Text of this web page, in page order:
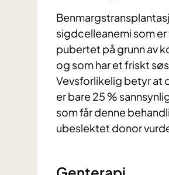
sigdcelleanemi som
pubertet på grunn av
og som har et friskt
Vevsforlikelig betyr at
er bare 25 %
som får denne
ubeslektet donor